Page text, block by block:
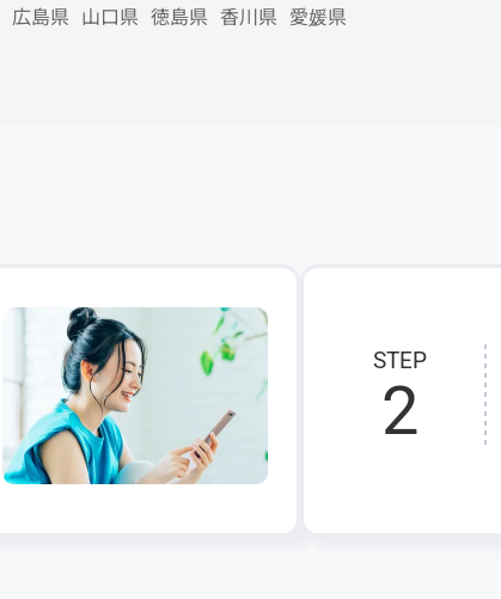
広島県 山口県 徳島県 香川県 愛媛県
STEP
2